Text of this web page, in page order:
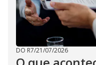
DO R7/21/07/2026